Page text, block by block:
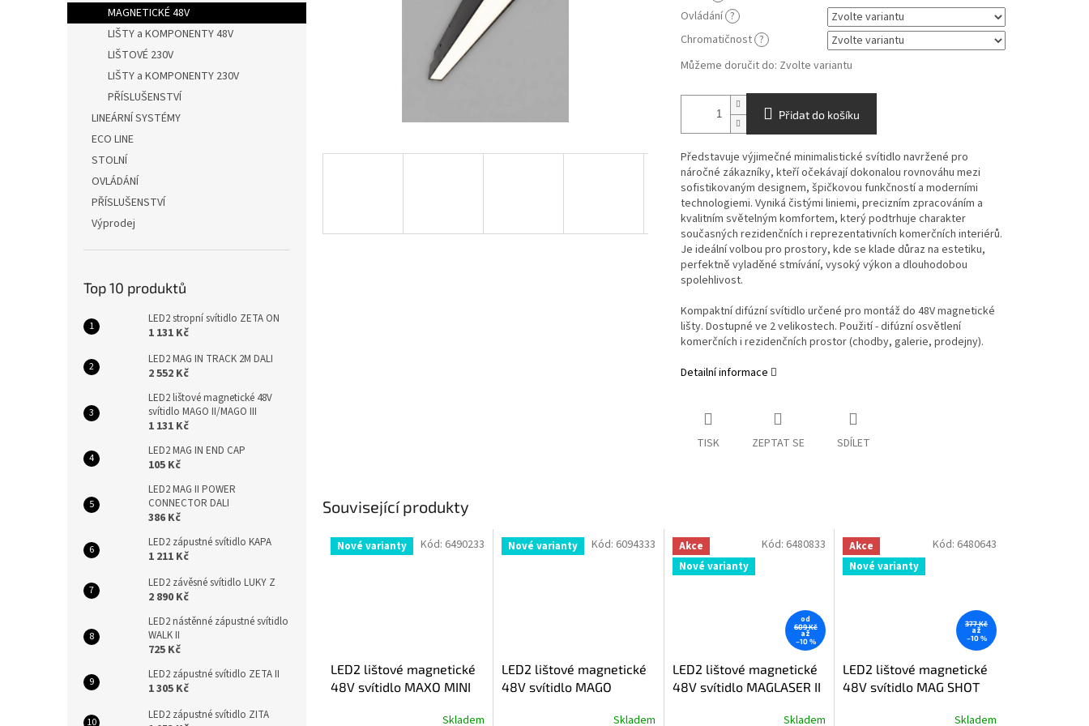
n
e
MAGNETICKÉ 48V
LIŠTY a KOMPONENTY 48V
LIŠTOVÉ 230V
LIŠTY a KOMPONENTY 230V
PŘÍSLUŠENSTVÍ
LINEÁRNÍ SYSTÉMY
ECO LINE
STOLNÍ
OVLÁDÁNÍ
PŘÍSLUŠENSTVÍ
Výprodej
Top 10 produktů
LED2 stropní svítidlo ZETA ON
1 131 Kč
LED2 MAG IN TRACK 2M DALI
2 552 Kč
LED2 lištové magnetické 48V
svítidlo MAGO II/MAGO III
1 131 Kč
LED2 MAG IN END CAP
105 Kč
LED2 MAG II POWER
CONNECTOR DALI
386 Kč
LED2 zápustné svítidlo KAPA
1 211 Kč
LED2 závěsné svítidlo LUKY Z
2 890 Kč
LED2 nástěnné zápustné svítidlo
WALK II
725 Kč
LED2 zápustné svítidlo ZETA II
1 305 Kč
LED2 zápustné svítidlo ZITA
Ovládání ?
Chromatičnost ?
Můžeme doručit do: Zvolte variantu
Přidat do košíku
Představuje výjimečné minimalistické svítidlo navržené pro
náročné zákazníky, kteří očekávají dokonalou rovnováhu mezi
sofistikovaným designem, špičkovou funkčností a moderními
technologiemi. Vyniká čistými liniemi, precizním zpracováním a
kvalitním světelným komfortem, který podtrhuje charakter
současných rezidenčních i reprezentativních komerčních interiérů.
Je ideální volbou pro prostory, kde se klade důraz na estetiku,
perfektně vyladěné stmívání, vysoký výkon a dlouhodobou
spolehlivost.
Kompaktní difúzní svítidlo určené pro montáž do 48V magnetické
lišty. Dostupné ve 2 velikostech. Použití - difúzní osvětlení
komerčních i rezidenčních prostor (chodby, galerie, prodejny).
Detailní informace
TISK ZEPTAT SE SDÍLET
Související produkty
Nové varianty
LED2 lištové magnetické
48V svítidlo MAXO MINI
Skladem
Kód: 6490233 Nové varianty
LED2 lištové magnetické
48V svítidlo MAGO
Skladem
Kód: 6094333
Akce
Nové varianty
od
609 Kč
až
–10 %
LED2 lištové magnetické
48V svítidlo MAGLASER II
Skladem
Kód: 6480833
Akce
Nové varianty
377 Kč
až
–10 %
LED2 lištové magnetické
48V svítidlo MAG SHOT
Skladem
Kód: 6480643